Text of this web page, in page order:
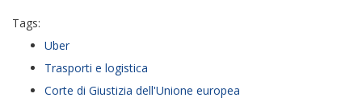
Tags:
Uber
Trasporti e logistica
Corte di Giustizia dell'Unione europea